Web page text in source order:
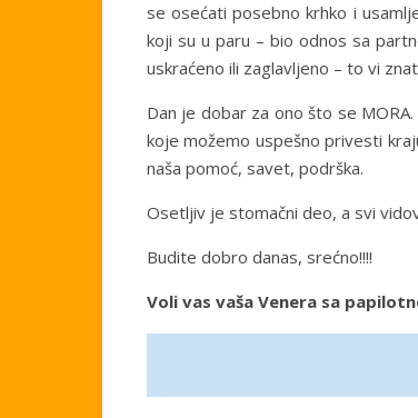
se osećati posebno krhko i
koji su u paru – bio odnos sa
uskraćeno ili zaglavljeno – to vi
Dan je dobar za ono što se
koje možemo uspešno privesti
naša pomoć, savet, podrška.
Osetljiv je stomačni deo, a svi
Budite dobro danas, srećno!!!!
Voli vas vaša Venera sa